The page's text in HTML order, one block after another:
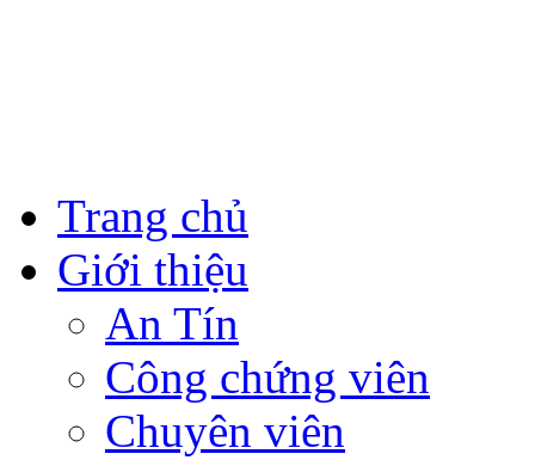
Trang chủ
Giới thiệu
An Tín
Công chứng viên
Chuyên viên